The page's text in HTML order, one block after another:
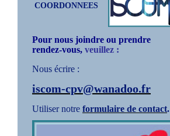
COORDONNEES
Pour nous joindre ou prendre
rendez-vous, veuillez :
Nous écrire :
iscom-cpv@wanadoo.fr
Utiliser notre formulaire de contact.